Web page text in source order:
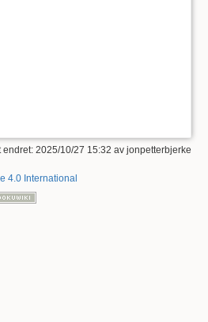
endret: 2025/10/27 15:32 av jonpetterbjerke
4.0 International